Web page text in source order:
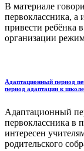
В материале
первоклассника, а
привести ребёнка
организации
Адаптационный период
период адаптации к
Адаптационный
первоклассника в
интересен
родительского